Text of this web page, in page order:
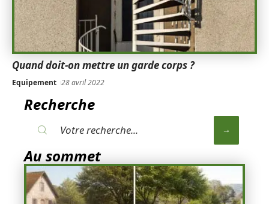
Quand doit-on mettre un garde corps ?
Equipement 28 avril 2022
Recherche
Au sommet